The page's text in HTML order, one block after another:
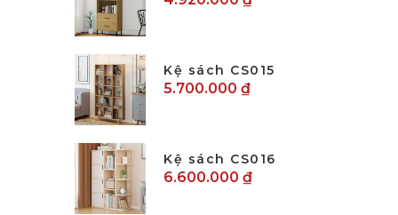
Kệ sách CS015
5.700.000 ₫
Kệ sách CS016
6.600.000 ₫